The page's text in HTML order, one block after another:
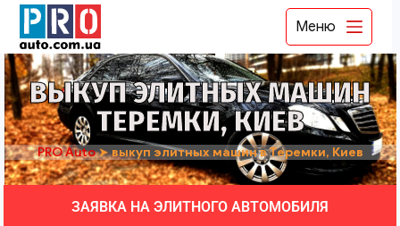
Меню
ВЫКУП ЭЛИТНЫХ МАШИН
ТЕРЕМКИ, КИЕВ
PRO Auto➤выкуп элитных машин в Теремки, Киев
ЗАЯВКА НА ЭЛИТНОГО АВТОМОБИЛЯ